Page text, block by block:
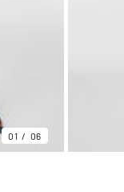
01 06